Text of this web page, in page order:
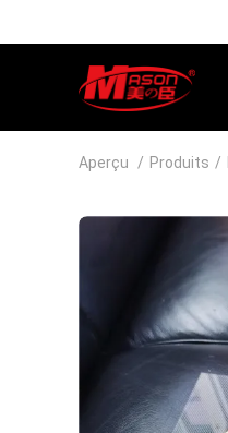
Aperçu / Produits /